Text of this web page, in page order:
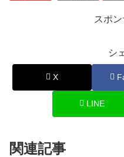
スポ
シ
X
LINE
関連記事